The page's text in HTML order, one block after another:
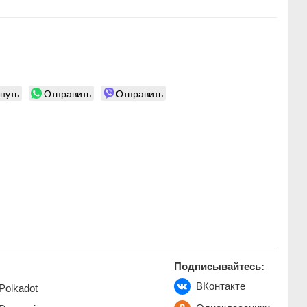
Отправить Отправить
Подписывайтесь:
ВКонтакте